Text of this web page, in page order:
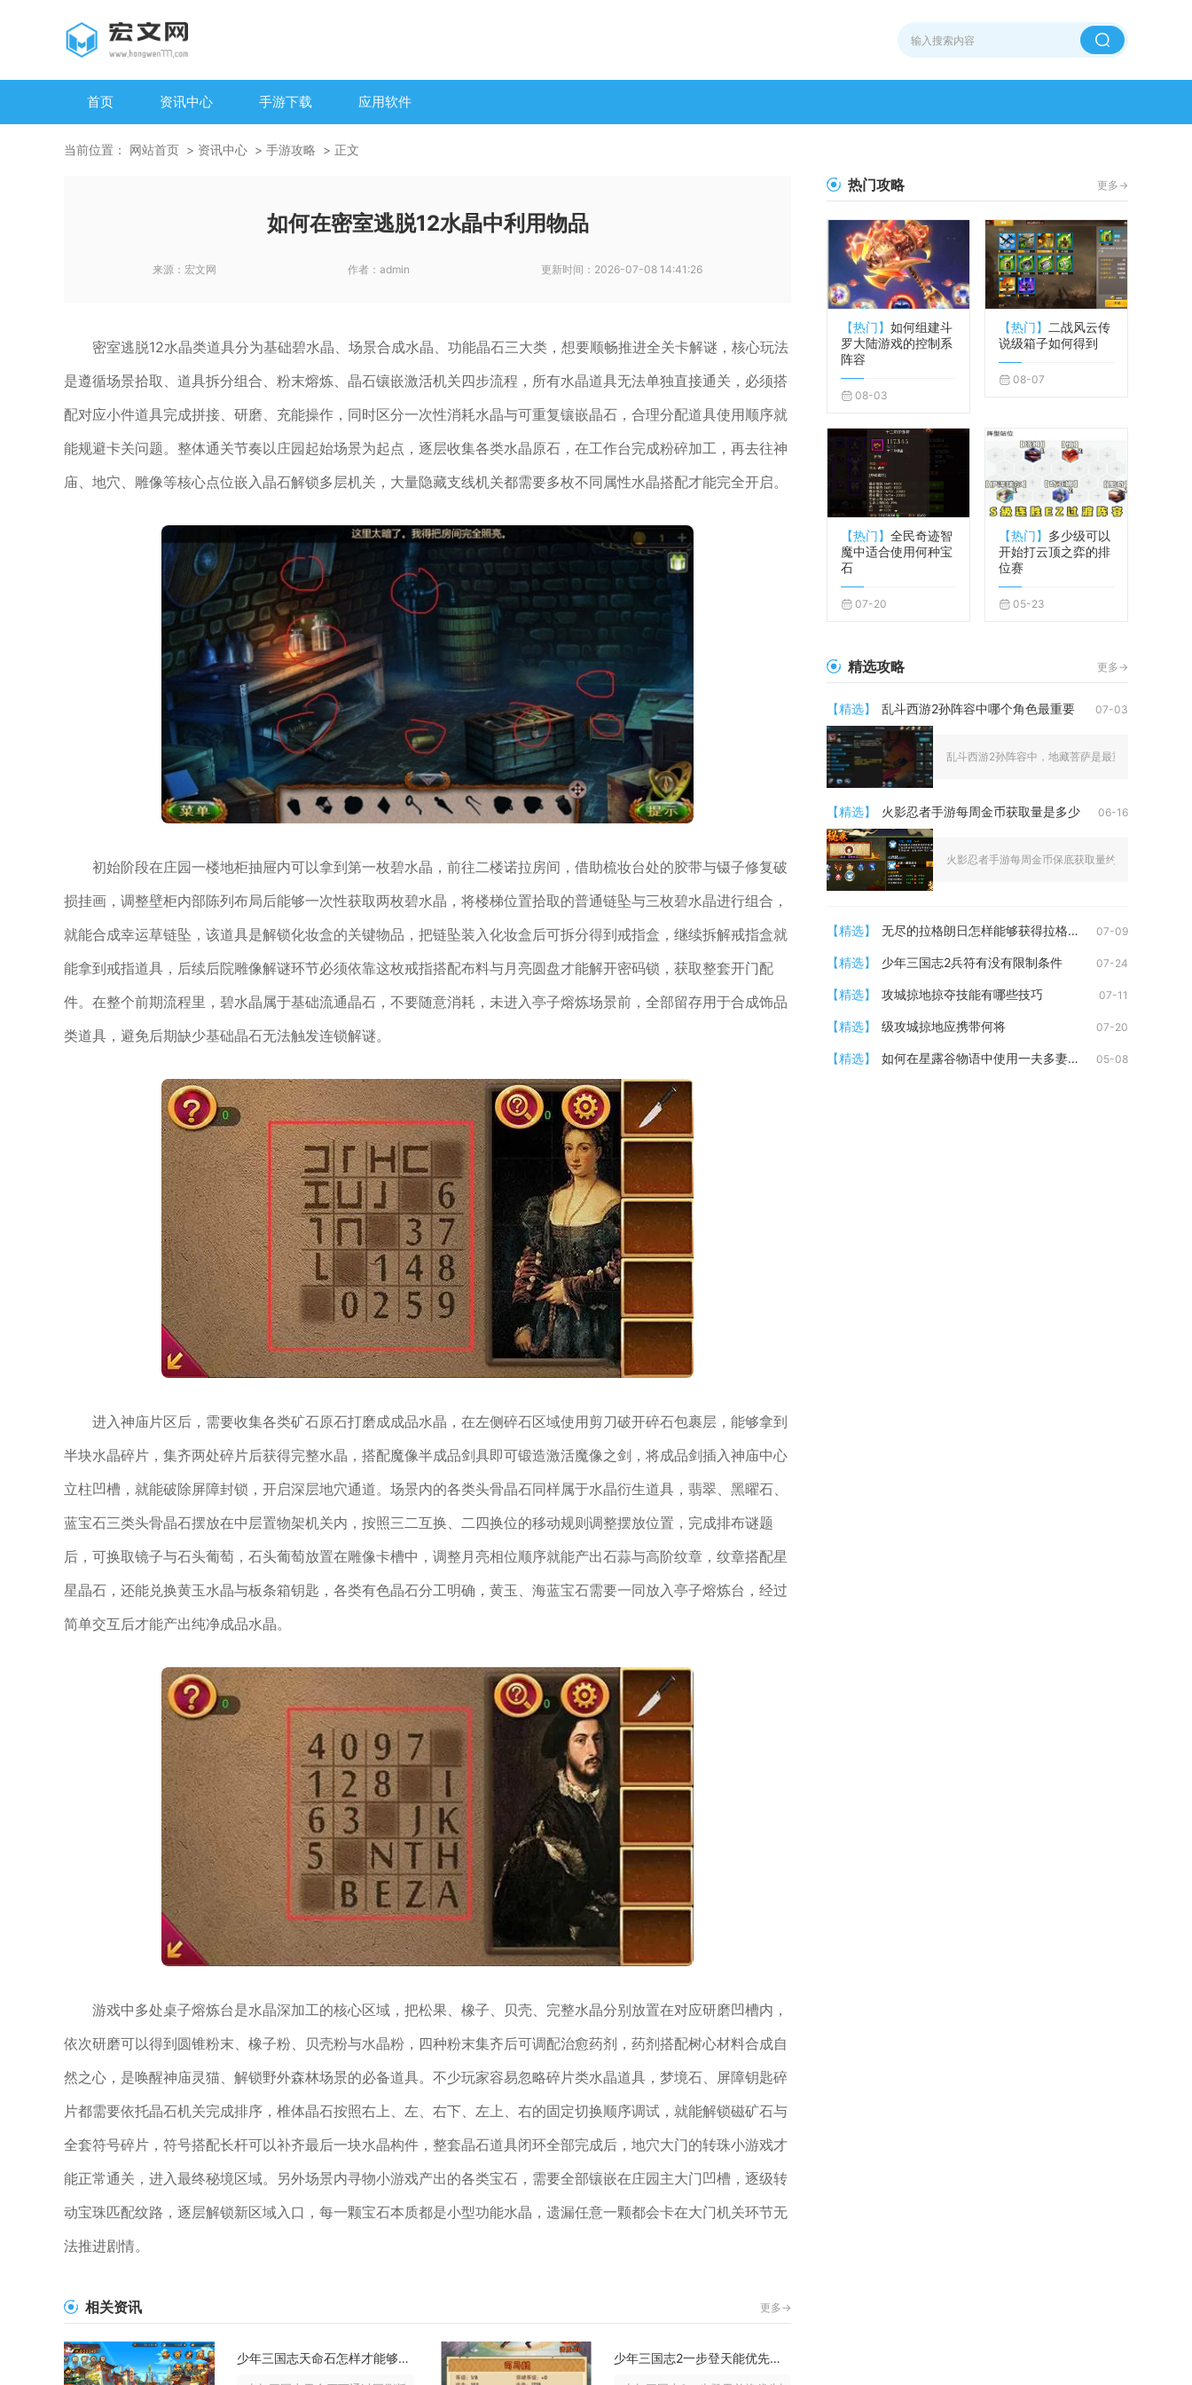
首页 资讯中心 手游下载 应用软件
当前位置： 网站首页 资讯中心 手游攻略 正文
如何在密室逃脱12水晶中利用物品
来源： 宏文网 作者： admin 更新时间： 2026-07-08 14:41:26
密室逃脱12水晶类道具分为基础碧水晶、场景合成水晶、功能晶石三大类，想要顺畅推进全关卡解谜，核心玩法
是遵循场景拾取、道具拆分组合、粉末熔炼、晶石镶嵌激活机关四步流程，所有水晶道具无法单独直接通关，必须搭
配对应小件道具完成拼接、研磨、充能操作，同时区分一次性消耗水晶与可重复镶嵌晶石，合理分配道具使用顺序就
能规避卡关问题。整体通关节奏以庄园起始场景为起点，逐层收集各类水晶原石，在工作台完成粉碎加工，再去往神
庙、地穴、雕像等核心点位嵌入晶石解锁多层机关，大量隐藏支线机关都需要多枚不同属性水晶搭配才能完全开启。
初始阶段在庄园一楼地柜抽屉内可以拿到第一枚碧水晶，前往二楼诺拉房间，借助梳妆台处的胶带与镊子修复破
损挂画，调整壁柜内部陈列布局后能够一次性获取两枚碧水晶，将楼梯位置拾取的普通链坠与三枚碧水晶进行组合，
就能合成幸运草链坠，该道具是解锁化妆盒的关键物品，把链坠装入化妆盒后可拆分得到戒指盒，继续拆解戒指盒就
能拿到戒指道具，后续后院雕像解谜环节必须依靠这枚戒指搭配布料与月亮圆盘才能解开密码锁，获取整套开门配
件。在整个前期流程里，碧水晶属于基础流通晶石，不要随意消耗，未进入亭子熔炼场景前，全部留存用于合成饰品
类道具，避免后期缺少基础晶石无法触发连锁解谜。
进入神庙片区后，需要收集各类矿石原石打磨成成品水晶，在左侧碎石区域使用剪刀破开碎石包裹层，能够拿到
半块水晶碎片，集齐两处碎片后获得完整水晶，搭配魔像半成品剑具即可锻造激活魔像之剑，将成品剑插入神庙中心
立柱凹槽，就能破除屏障封锁，开启深层地穴通道。场景内的各类头骨晶石同样属于水晶衍生道具，翡翠、黑曜石、
蓝宝石三类头骨晶石摆放在中层置物架机关内，按照三二互换、二四换位的移动规则调整摆放位置，完成排布谜题
后，可换取镜子与石头葡萄，石头葡萄放置在雕像卡槽中，调整月亮相位顺序就能产出石蒜与高阶纹章，纹章搭配星
星晶石，还能兑换黄玉水晶与板条箱钥匙，各类有色晶石分工明确，黄玉、海蓝宝石需要一同放入亭子熔炼台，经过
简单交互后才能产出纯净成品水晶。
游戏中多处桌子熔炼台是水晶深加工的核心区域，把松果、橡子、贝壳、完整水晶分别放置在对应研磨凹槽内，
依次研磨可以得到圆锥粉末、橡子粉、贝壳粉与水晶粉，四种粉末集齐后可调配治愈药剂，药剂搭配树心材料合成自
然之心，是唤醒神庙灵猫、解锁野外森林场景的必备道具。不少玩家容易忽略碎片类水晶道具，梦境石、屏障钥匙碎
片都需要依托晶石机关完成排序，椎体晶石按照右上、左、右下、左上、右的固定切换顺序调试，就能解锁磁矿石与
全套符号碎片，符号搭配长杆可以补齐最后一块水晶构件，整套晶石道具闭环全部完成后，地穴大门的转珠小游戏才
能正常通关，进入最终秘境区域。另外场景内寻物小游戏产出的各类宝石，需要全部镶嵌在庄园主大门凹槽，逐级转
动宝珠匹配纹路，逐层解锁新区域入口，每一颗宝石本质都是小型功能水晶，遗漏任意一颗都会卡在大门机关环节无
法推进剧情。
相关资讯 更多->
少年三国志天命石怎样才能够得到 少年三国志2一步登天能优先换什么
热门攻略 更多->
【热门】 如何组建斗
罗大陆游戏的控制系
阵容
08-03
【热门】
二战风云传
说级箱子如何得到
08-07
【热门】 全民奇迹智
魔中适合使用何种宝
石
07-20
【热门】 多少级可以
开始打云顶之弈的排
位赛
05-23
精选攻略 更多->
【精选】 乱斗西游2孙阵容中哪个角色最重要 07-03
乱斗西游2孙阵容中，地藏菩萨是最重要的角色，没
【精选】 火影忍者手游每周金币获取量是多少 06-16
火影忍者手游每周金币保底获取量约为1800-2000
【精选】 无尽的拉格朗日怎样能够获得拉格朗日荣誉陈列的无尽头衔 07-09
【精选】 少年三国志2兵符有没有限制条件 07-24
【精选】 攻城掠地掠夺技能有哪些技巧 07-11
【精选】 级攻城掠地应携带何将 07-20
【精选】 如何在星露谷物语中使用一夫多妻功能 05-08